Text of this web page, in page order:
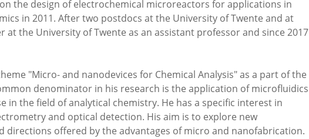
the design of electrochemical microreactors for applications in
in 2011. After two postdocs at the University of Twente and at
at the University of Twente as an assistant professor and since 2017
"Micro- and nanodevices for Chemical Analysis" as a part of the
denominator in his research is the application of microfluidics
in the field of analytical chemistry. He has a specific interest in
and optical detection. His aim is to explore new
directions offered by the advantages of micro and nanofabrication.